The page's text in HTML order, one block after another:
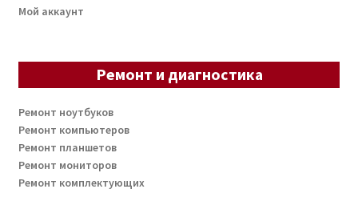
Мой аккаунт
Ремонт и диагностика
Ремонт ноутбуков
Ремонт компьютеров
Ремонт планшетов
Ремонт мониторов
Ремонт комплектующих